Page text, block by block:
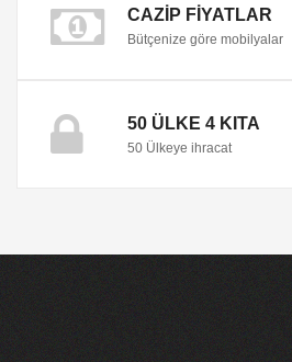
CAZIP FIYATLAR
Bütçenize göre mobilyalar
50 ÜLKE 4 KITA
50 Ülkeye ihracat